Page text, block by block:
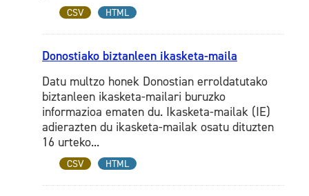
CSV HTML
Donostiako biztanleen ikasketa-maila
Datu multzo honek Donostian erroldatutako
biztanleen ikasketa-mailari buruzko
informazioa ematen du. Ikasketa-mailak (IE)
adierazten du ikasketa-mailak osatu dituzten
16 urteko...
CSV HTML